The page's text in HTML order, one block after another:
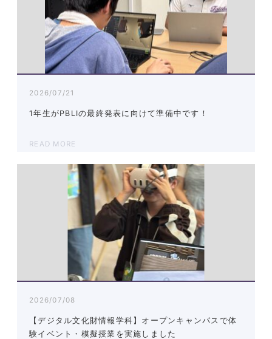
2026/07/21
1年生がPBLⅠの最終発表に向けて準備中です！
READ MORE
2026/07/08
【デジタル文化財情報学科】オープンキャンパスで体
験イベント・模擬授業を実施しました